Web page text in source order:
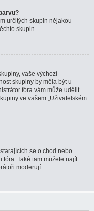
určitých skupin nějakou
skupin.
vaše výchozí
skupiny by měla být u
fóra vám může udělit
ve vašem „Uživatelském
se o chod nebo
Také tam můžete najít
moderují.